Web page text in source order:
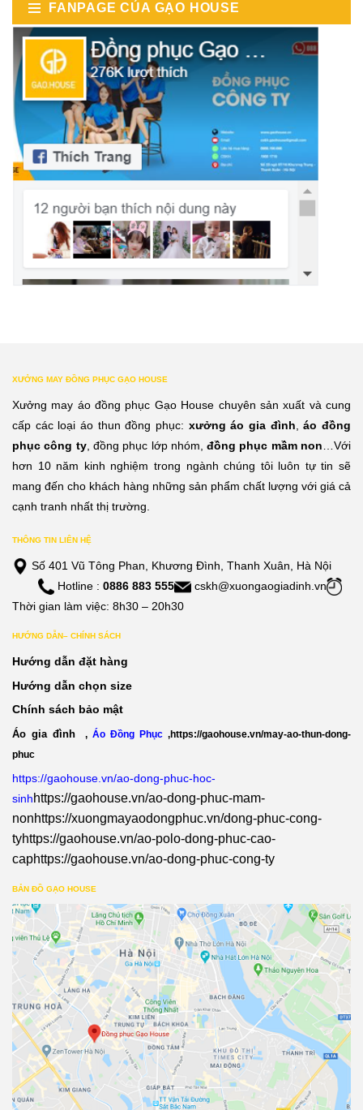
FANPAGE CỦA GẠO HOUSE
XƯỞNG MAY ĐỒNG PHỤC GẠO HOUSE
Xưởng may áo đồng phục Gạo House chuyên sản xuất và cung
cấp các loại áo thun đồng phục: xưởng áo gia đình ,áo đồng
phục công ty, đồng phục lớp nhóm,đồng phục mầm non …Với
hơn 10 năm kinh nghiệm trong ngành chúng tôi luôn tự tin sẽ
mang đến cho khách hàng những sản phẩm chất lượng với giá cả
cạnh tranh nhất thị trường.
THÔNG TIN LIÊN HỆ
Số 401 Vũ Tông Phan, Khương Đình, Thanh Xuân, Hà Nội
Hotline : 0886 883 555
cskh@xuongaogiadinh.vn
Thời gian làm việc: 8h30 – 20h30
HƯỚNG DẪN– CHÍNH SÁCH
Hướng dẫn đặt hàng
Hướng dẫn chọn size
Chính sách bảo mật
Áo gia đình , Áo Đồng Phục ,https://gaohouse.vn/may-ao-thun-dong-
phuc
https://gaohouse.vn/ao-dong-phuc-hoc-
sinhhttps://gaohouse.vn/ao-dong-phuc-mam-
nonhttps://xuongmayaodongphuc.vn/dong-phuc-cong-
tyhttps://gaohouse.vn/ao-polo-dong-phuc-cao-
caphttps://gaohouse.vn/ao-dong-phuc-cong-ty
BẢN ĐỒ GẠO HOUSE